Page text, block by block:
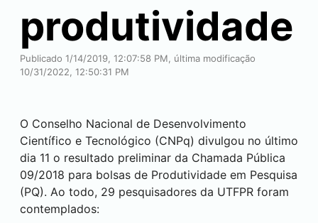
produtividade
Publicado 1/14/2019, 12:07:58 PM, última modificação
10/31/2022, 12:50:31 PM
O Conselho Nacional de Desenvolvimento
Científico e Tecnológico (CNPq) divulgou no último
dia 11 o resultado preliminar da Chamada Pública
09/2018 para bolsas de Produtividade em Pesquisa
(PQ). Ao todo, 29 pesquisadores da UTFPR foram
contemplados: